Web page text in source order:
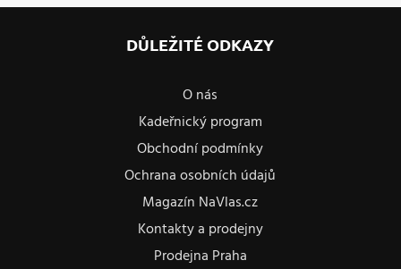
DŮLEŽITÉ ODKAZY
O nás
Kadeřnický program
Obchodní podmínky
Ochrana osobních údajů
Magazín NaVlas.cz
Kontakty a prodejny
Prodejna Praha